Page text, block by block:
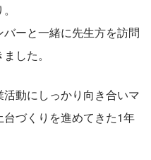
ーと一緒に先生方を訪問
した。
動にしっかり向き合いマ
づくりを進めてきた1年